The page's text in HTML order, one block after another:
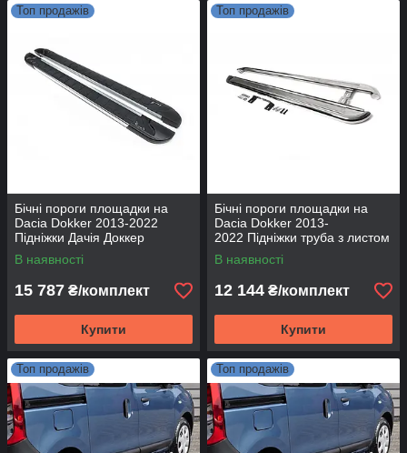
Топ продажів
Бічні пороги площадки на
Dacia Dokker 2013-2022
Підніжки Дачія Доккер
RedLine V1
В наявності
15 787 ₴/комплект
Купити
Топ продажів
Бічні пороги площадки на
Dacia Dokker 2013-
2022 Підніжки труба з листом
Дачія Доккер Нержавіюча
сталь
В наявності
12 144 ₴/комплект
Купити
Топ продажів Топ продажів